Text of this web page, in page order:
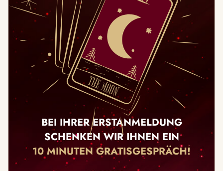
BEI IHRER ERSTANMELDUNG
SCHENKEN WIR IHNEN EIN
10 MINUTEN GRATISGESPRÄCH!